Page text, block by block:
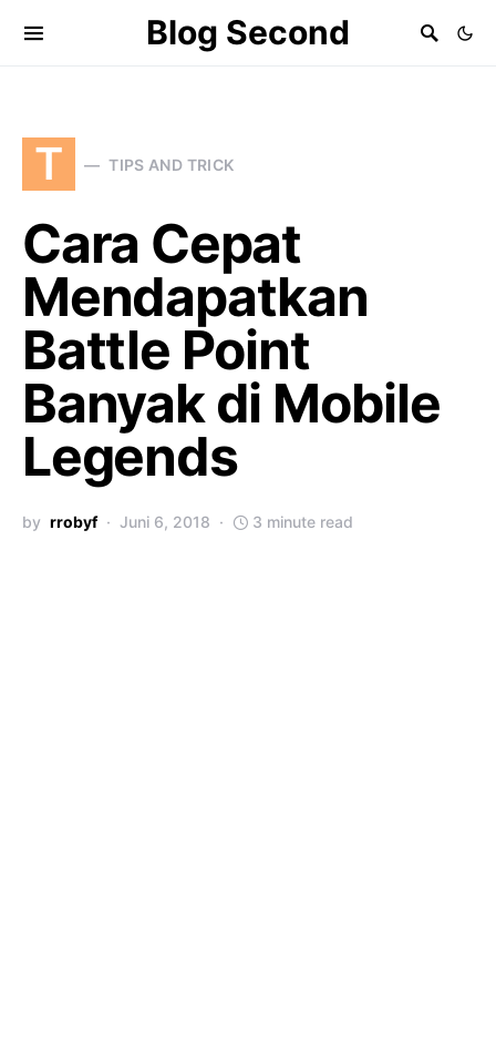
Blog Second
T TIPS AND TRICK
Cara Cepat
Mendapatkan
Battle Point
Banyak di Mobile
Legends
by rrobyf Juni 6, 2018 3 minute read